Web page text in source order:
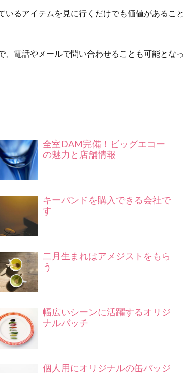
るアイテムを見に行くだけでも価値があること
電話やメールで問い合わせることも可能となっ
全室DAM完備！ビッグエコー
の魅力と店舗情報
キーバンドを購入できる会社で
す
二月生まれはアメジストをもら
う
幅広いシーンに活躍するオリジ
ナルバッチ
個人用にオリジナルの缶バッジ